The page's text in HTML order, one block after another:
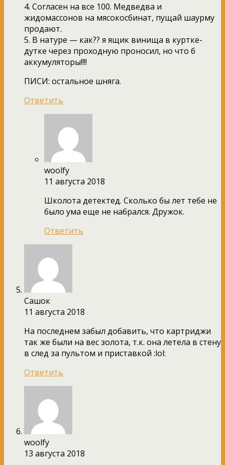
4. Согласен на все 100. Медведва и
жидомассонов на мясокосбинат, пущай шаурму
продают.
5. В натуре — как?? я ящик винища в куртке-
дутке через проходную проносил, но что б
аккумуляторы!!!!
ПИСИ: остальное шняга.
Ответить
woolfy
11 августа 2018
Школота детектед. Сколько бы лет тебе не
было ума еще не набрался. Дружок.
Ответить
Сашок
11 августа 2018
На последнем забыл добавить, что картриджи
так же были на вес золота, т.к. она летела в стену
в след за пультом и приставкой :lol:
Ответить
woolfy
13 августа 2018